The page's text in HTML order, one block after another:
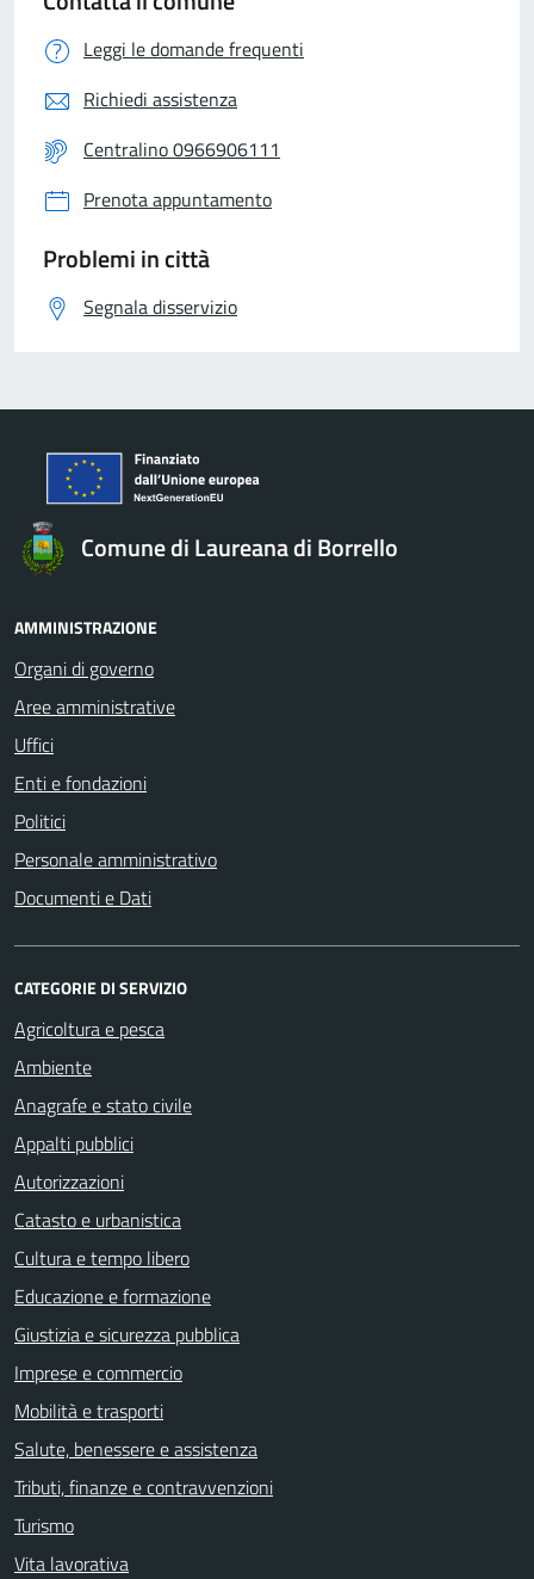
Leggi le domande frequenti
Richiedi assistenza
Centralino 0966906111
Prenota appuntamento
Problemi in città
Segnala disservizio
Comune di Laureana di Borrello
AMMINISTRAZIONE
Organi di governo
Aree amministrative
Uffici
Enti e fondazioni
Politici
Personale amministrativo
Documenti e Dati
CATEGORIE DI SERVIZIO
Agricoltura e pesca
Ambiente
Anagrafe e stato civile
Appalti pubblici
Autorizzazioni
Catasto e urbanistica
Cultura e tempo libero
Educazione e formazione
Giustizia e sicurezza pubblica
Imprese e commercio
Mobilità e trasporti
Salute, benessere e assistenza
Tributi, finanze e contravvenzioni
Turismo
Vita lavorativa